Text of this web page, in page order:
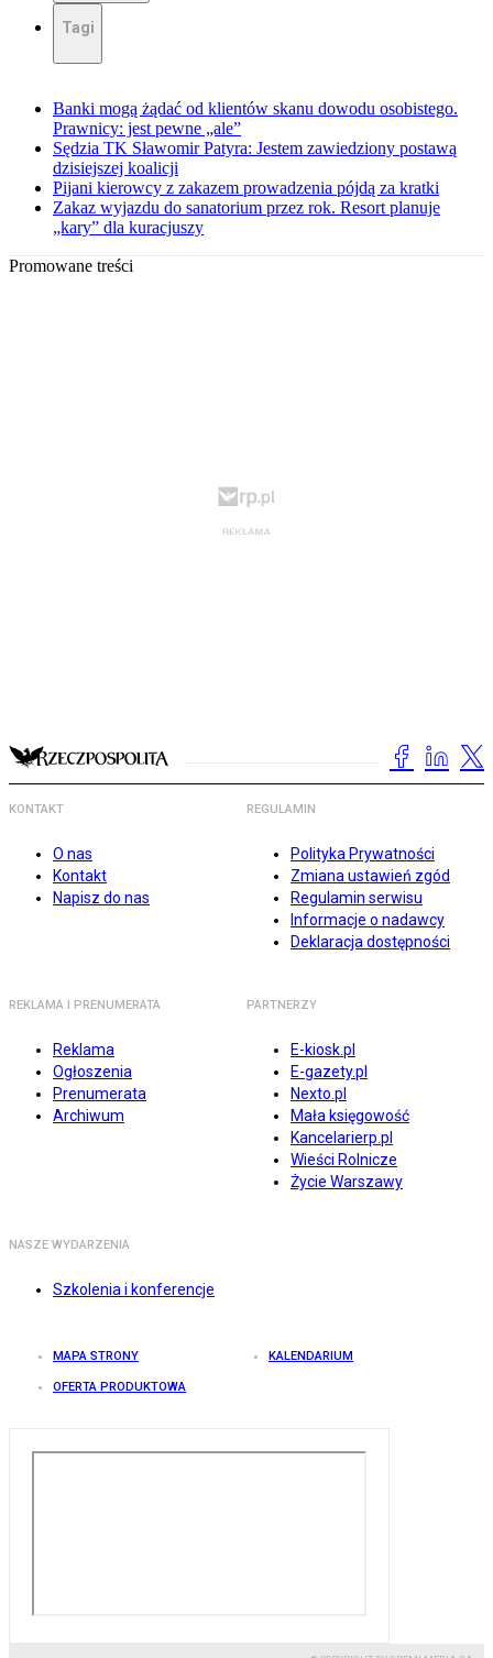
Tagi
Banki mogą żądać od klientów skanu dowodu osobistego.
Prawnicy: jest pewne „ale”
Sędzia TK Sławomir Patyra: Jestem zawiedziony postawą
dzisiejszej koalicji
Pijani kierowcy z zakazem prowadzenia pójdą za kratki
Zakaz wyjazdu do sanatorium przez rok. Resort planuje
„kary” dla kuracjuszy
Promowane treści
KONTAKT
O nas
Kontakt
Napisz do nas
REGULAMIN
Polityka Prywatności
Zmiana ustawień zgód
Regulamin serwisu
Informacje o nadawcy
Deklaracja dostępności
REKLAMA I PRENUMERATA
Reklama
Ogłoszenia
Prenumerata
Archiwum
PARTNERZY
E-kiosk.pl
E-gazety.pl
Nexto.pl
Mała księgowość
Kancelarierp.pl
Wieści Rolnicze
Życie Warszawy
NASZE WYDARZENIA
Szkolenia i konferencje
MAPA STRONY KALENDARIUM
OFERTA PRODUKTOWA